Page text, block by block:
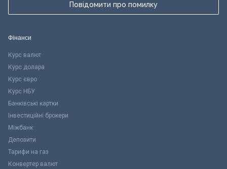
Повідомити про помилку
Фінанси
Курс валют
Курс долара
Курс євро
Курс НБУ
Банківські картки
Інвестиційні брокери
Міжбанк
Депозити
Тарифи на газ
Конвертер валют